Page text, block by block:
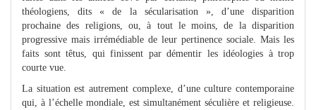
théologiens, dits « de la sécularisation », d’une disparition
prochaine des religions, ou, à tout le moins, de la disparition
progressive mais irrémédiable de leur pertinence sociale. Mais les
faits sont têtus, qui finissent par démentir les idéologies à trop
courte vue.
La situation est autrement complexe, d’une culture contemporaine
qui, à l’échelle mondiale, est simultanément séculière et religieuse.